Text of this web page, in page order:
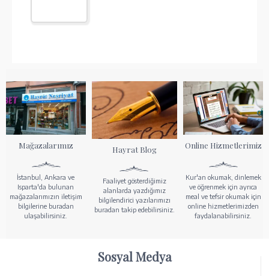
Mağazalarımız
İstanbul, Ankara ve
Isparta'da bulunan
mağazalarımızın iletişim
bilgilerine buradan
ulaşabilirsiniz.
Hayrat Blog
Faaliyet gösterdiğimiz
alanlarda yazdığımız
bilgilendirici yazılarımızı
buradan takip edebilirsiniz.
Online Hizmetlerimiz
Kur'an okumak, dinlemek
ve öğrenmek için ayrıca
meal ve tefsir okumak için
online hizmetlerimizden
faydalanabilirsiniz.
Sosyal Medya